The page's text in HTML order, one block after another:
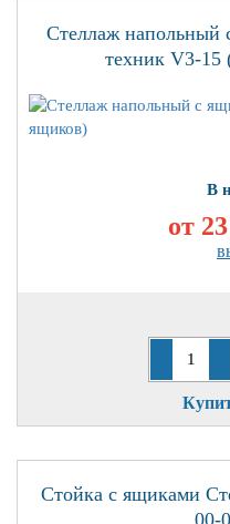
Стеллаж напольный
техник V3-15
В
от
Стойка с ящиками
00-